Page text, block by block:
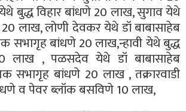
बुद्ध विहार बांधणे 20 लाख, सुगाव येथे
20 लाख, लोणी देवकर येथे डॉ बाबासाहेब
सभागृह बांधणे 20 लाख,न्हावी येथे बुद्ध
लाख , पळसदेव येथे डॉ बाबासाहेब
सभागृह बांधणे 20 लाख , तक्रारवाडी
व पेवर ब्लॉक बसविणे 10 लाख,